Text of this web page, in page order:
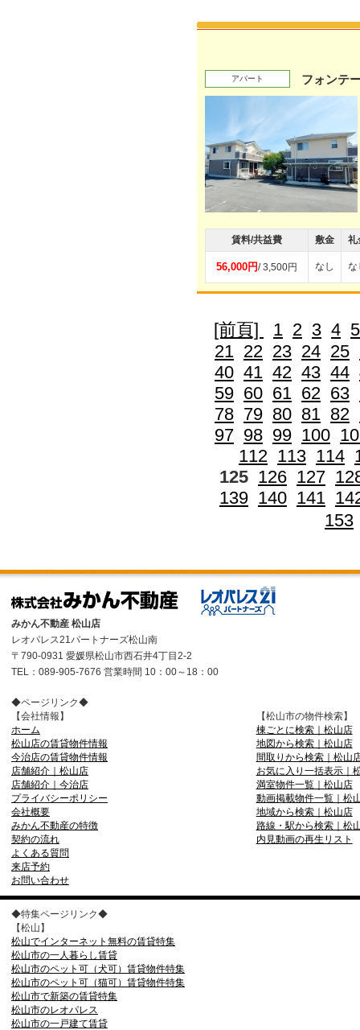
アパート フォンテ
賃料/共益費 敷金 礼
56,000円/ 3,500円 なし な
[前頁] 1 2 3 4 5
21 22 23 24 25
40 41 42 43 44
59 60 61 62 63
78 79 80 81 82
97 98 99 100
112 113 114
125 126 127
139 140 141
153
みかん不動産 松山店
レオパレス21パートナーズ松山南
〒790-0931 愛媛県松山市西石井4丁目2-2
TEL：089-905-7676 営業時間 10：00～18：00
◆ページリンク◆
【会社情報】
ホーム
松山店の賃貸物件情報
今治店の賃貸物件情報
店舗紹介｜松山店
店舗紹介｜今治店
プライバシーポリシー
会社概要
みかん不動産の特徴
契約の流れ
よくある質問
来店予約
お問い合わせ
【松山市の物件検索】
棟ごとに検索｜松山店
地図から検索｜松山店
間取りから検索｜松山
お気に入り一括表示｜
満室物件一覧｜松山店
動画掲載物件一覧｜松
地域から検索｜松山店
路線・駅から検索｜松
内見動画の再生リスト
◆特集ページリンク◆
【松山】
松山でインターネット無料の賃貸特集
松山市の一人暮らし賃貸
松山市のペット可（犬可）賃貸物件特集
松山市のペット可（猫可）賃貸物件特集
松山市で新築の賃貸特集
松山市のレオパレス
松山市の一戸建て賃貸